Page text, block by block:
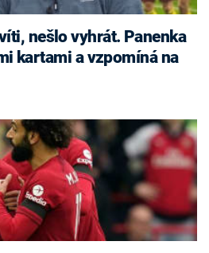
kartami a vzpomíná na